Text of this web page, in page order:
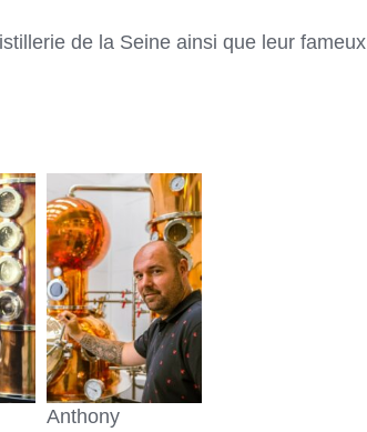
de la Seine ainsi que leur fameux
Anthony